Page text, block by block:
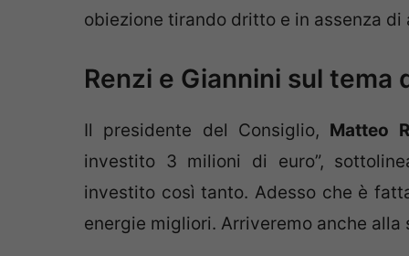
obiezione tirando dritto e in assenza
Renzi e Giannini sul
Il presidente del Consiglio, Matteo
investito 3 milioni di euro”,
investito così tanto. Adesso che è
energie migliori. Arriveremo anche